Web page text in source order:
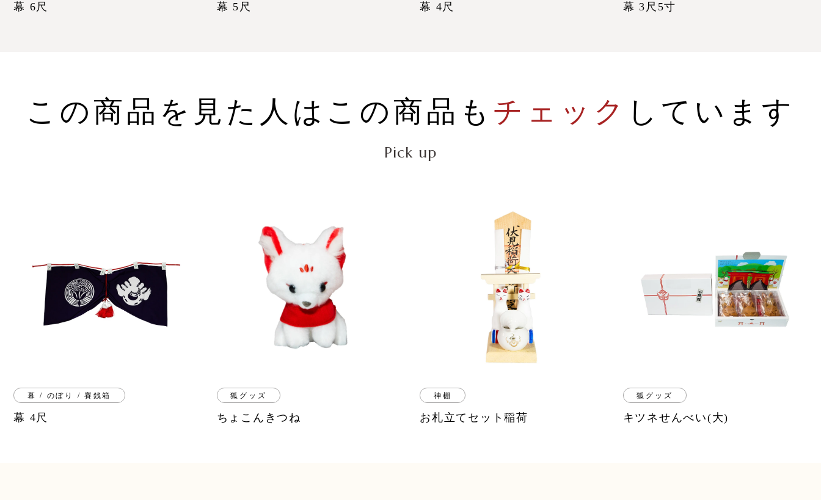
幕 6尺 幕 5尺 幕 4尺 幕 3尺5寸
この商品を見た人はこの商品も チェック しています
Pick up
幕 / のぼり / 賽銭箱
幕 4尺
狐グッズ
ちょこんきつね
神棚
お札立てセット稲荷
狐グッズ
キツネせんべい(大)